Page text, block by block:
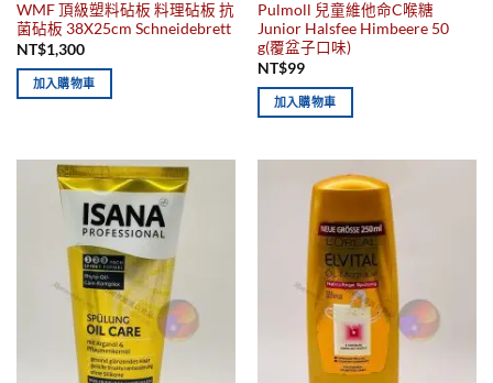
WMF 頂級塑料砧板 料理砧板 抗
菌砧板 38X25cm Schneidebrett
NT$1,300
加入購物車
Pulmoll 兒童維他命C喉糖
Junior Halsfee Himbeere 50
g(覆盆子口味)
NT$99
加入購物車